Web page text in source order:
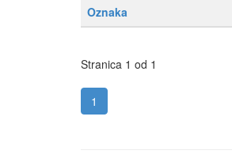
Oznaka
Stranica 1 od 1
1